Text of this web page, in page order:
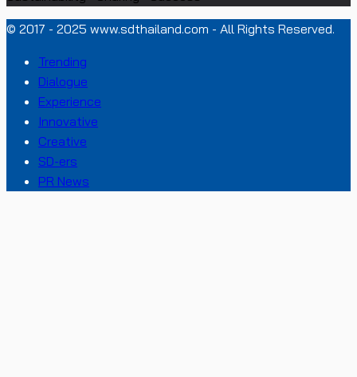
© 2017 - 2025 www.sdthailand.com - All Rights Reserved.
Trending
Dialogue
Experience
Innovative
Creative
SD-ers
PR News